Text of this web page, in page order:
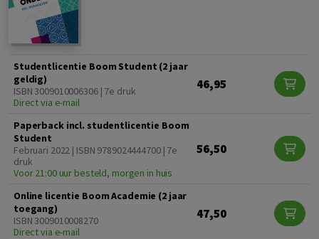
Studentlicentie Boom Student (2 jaar
geldig)
ISBN 3009010006306 | 7e druk
Direct via e-mail
46,95
Paperback incl. studentlicentie Boom
Student
Februari 2022 | ISBN 9789024444700 | 7e
druk
Voor 21:00 uur besteld, morgen in huis
56,50
Online licentie Boom Academie (2 jaar
toegang)
ISBN 3009010008270
Direct via e-mail
47,50